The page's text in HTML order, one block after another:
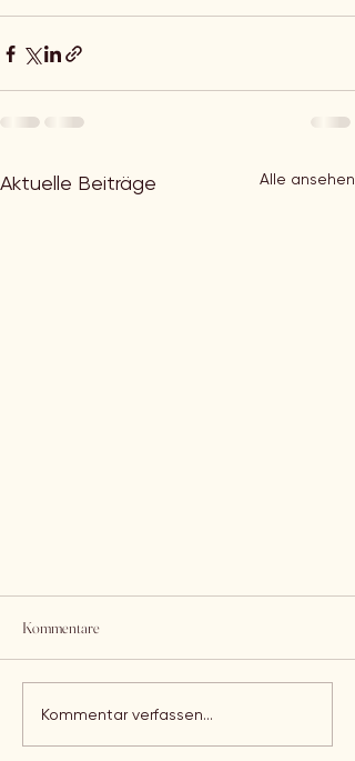
Aktuelle Beiträge Alle ansehen
Kommentare
Kommentar verfassen...